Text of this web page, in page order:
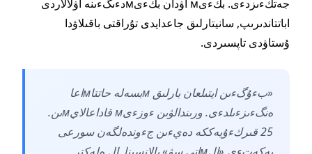
جەتكءىزدءى. بكءىм اۋدان بكءىмدءىگءىنە اۋلالاردى
اباتتاندىرىپ, سانيتارلىق جاعدايدى تۇراقتى باقىلاۋدا
ۇستاۋدى تاپسىردى.
«بءۇگءىن ايتىلعان بارلىق мبسەلە حاتتاмاعا
ەنگءىزءىلدءى. ورىندالۋىن ءوزءىм قاداعالايмىن.
25 قىركءۇيەككە دەيءىن جءوندەلگەن سورعى